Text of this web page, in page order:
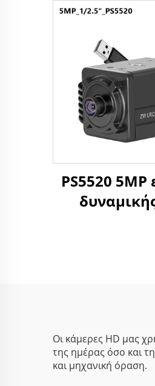
Megapixel
Windows/
PS5520 5MP
Οι κάμερες HD μας
της ημέρας όσο και
και μηχανική όραση.